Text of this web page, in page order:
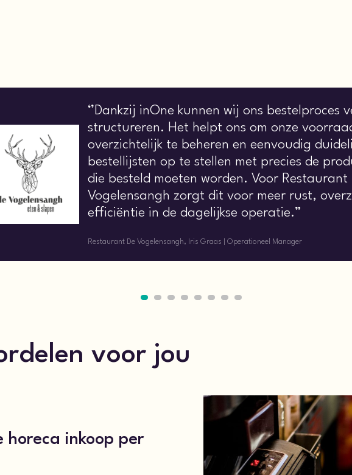
‘’Dankzij inOne kunnen wij ons bestelproces
structureren. Het helpt ons om onze
overzichtelijk te beheren en eenvoudig
bestellijsten op te stellen met precies de
die besteld moeten worden. Voor Restaurant
Vogelensangh zorgt dit voor meer rust,
efficiëntie in de dagelijkse operatie.”
Restaurant De Vogelensangh, Iris Graas | Operationeel Manager
1 2 3 4 5 6 7 8
voor jou
horeca inkoop per